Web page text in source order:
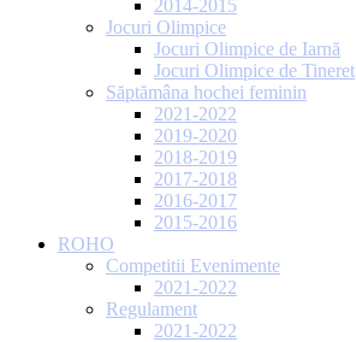
2014-2015
Jocuri Olimpice
Jocuri Olimpice de Iarnă
Jocuri Olimpice de Tineret
Săptămâna hochei feminin
2021-2022
2019-2020
2018-2019
2017-2018
2016-2017
2015-2016
ROHO
Competitii Evenimente
2021-2022
Regulament
2021-2022